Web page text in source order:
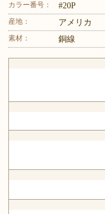
カラー番号： #20P
産地： アメリカ
素材： 銅線